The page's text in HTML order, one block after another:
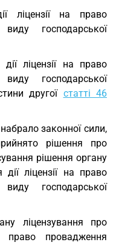
ліцензії на право
господарської
ліцензії на право
господарської
другої статті 46
законної сили,
рішення про
рішення органу
ліцензії на право
господарської
ліцензування про
право провадження